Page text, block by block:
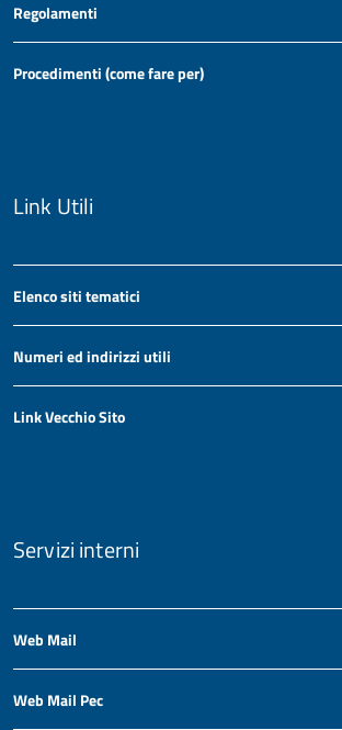
Regolamenti
Procedimenti (come fare per)
Link Utili
Elenco siti tematici
Numeri ed indirizzi utili
Link Vecchio Sito
Servizi interni
Web Mail
Web Mail Pec